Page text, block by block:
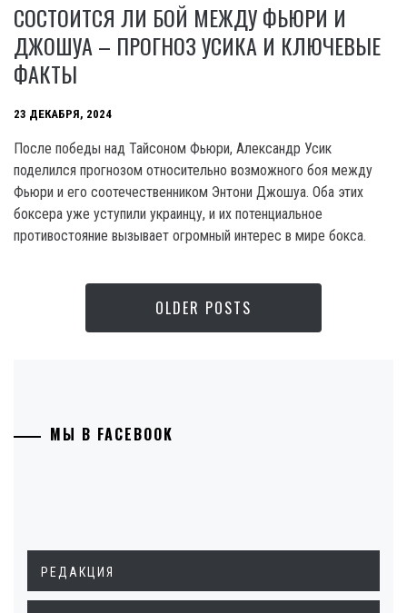
СОСТОИТСЯ ЛИ БОЙ МЕЖДУ ФЬЮРИ И
ДЖОШУА – ПРОГНОЗ УСИКА И КЛЮЧЕВЫЕ
ФАКТЫ
23 ДЕКАБРЯ, 2024
После победы над Тайсоном Фьюри, Александр Усик
поделился прогнозом относительно возможного боя между
Фьюри и его соотечественником Энтони Джошуа. Оба этих
боксера уже уступили украинцу, и их потенциальное
противостояние вызывает огромный интерес в мире бокса.
OLDER POSTS
МЫ В FACEBOOK
РЕДАКЦИЯ